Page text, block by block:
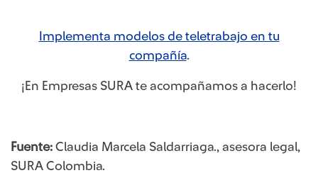
Implementa modelos de teletrabajo en tu
compañía.
¡En Empresas SURA te acompañamos a hacerlo!
Fuente: Claudia Marcela Saldarriaga., asesora legal,
SURA Colombia.